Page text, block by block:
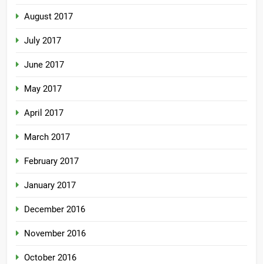
August 2017
July 2017
June 2017
May 2017
April 2017
March 2017
February 2017
January 2017
December 2016
November 2016
October 2016